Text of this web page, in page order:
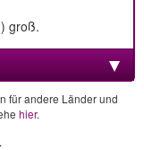
groß.
für andere Länder und
hier.
.